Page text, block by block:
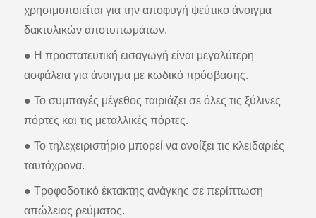
χρησιμοποιείται για την αποφυγή ψεύτικο άνοιγμα
δακτυλικών αποτυπωμάτων.
● Η προστατευτική εισαγωγή είναι μεγαλύτερη
ασφάλεια για άνοιγμα με κωδικό πρόσβασης.
● Το συμπαγές μέγεθος ταιριάζει σε όλες τις ξύλινες
πόρτες και τις μεταλλικές πόρτες.
● Το τηλεχειριστήριο μπορεί να ανοίξει τις κλειδαριές
ταυτόχρονα.
● Τροφοδοτικό έκτακτης ανάγκης σε περίπτωση
απώλειας ρεύματος.